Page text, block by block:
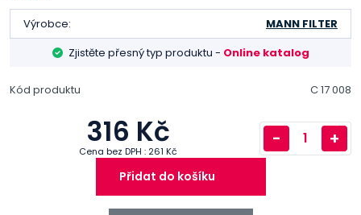
Výrobce:
MANN FILTER
Zjistěte přesný typ produktu - Online katalog
Kód produktu C 17 008
316 Kč
Cena bez DPH : 261 Kč
- +
Přidat do košíku